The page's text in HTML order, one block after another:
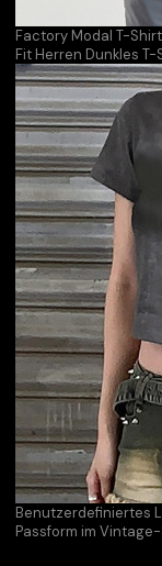
Factory Modal T-
Fit Herren Dunkles T-
Benutzerdefiniertes
Passform im